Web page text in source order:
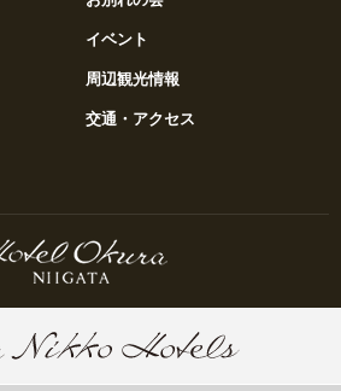
イベント
周辺観光情報
交通・アクセス